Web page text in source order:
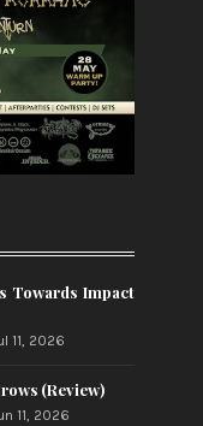
Towards Impact
11, 2026
(Review)
11, 2026